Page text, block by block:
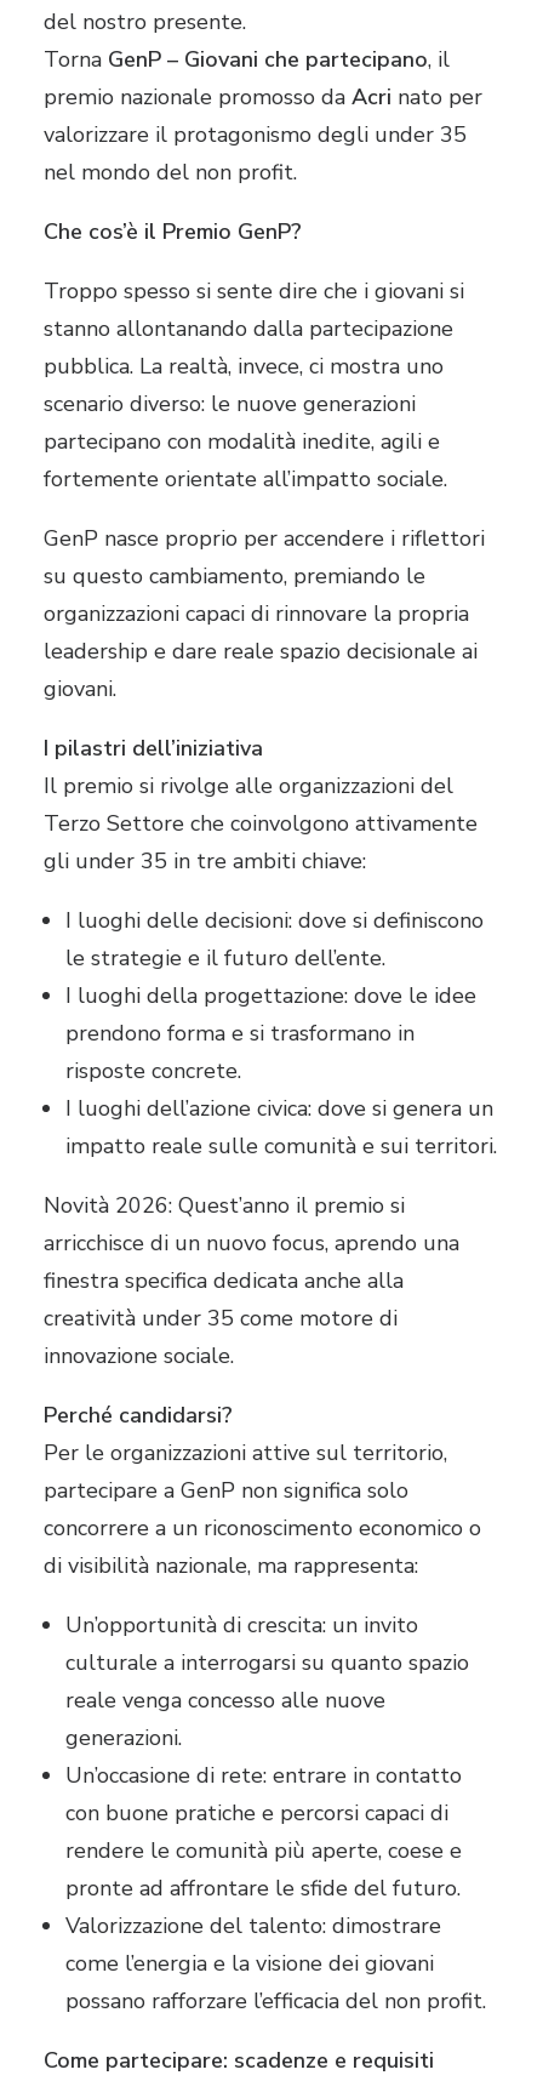
del nostro presente.
Torna GenP – Giovani che partecipano, il
premio nazionale promosso da Acri nato per
valorizzare il protagonismo degli under 35
nel mondo del non profit.
Che cos’è il Premio GenP?
Troppo spesso si sente dire che i giovani si
stanno allontanando dalla partecipazione
pubblica. La realtà, invece, ci mostra uno
scenario diverso: le nuove generazioni
partecipano con modalità inedite, agili e
fortemente orientate all’impatto sociale.
GenP nasce proprio per accendere i riflettori
su questo cambiamento, premiando le
organizzazioni capaci di rinnovare la propria
leadership e dare reale spazio decisionale ai
giovani.
I pilastri dell’iniziativa
Il premio si rivolge alle organizzazioni del
Terzo Settore che coinvolgono attivamente
gli under 35 in tre ambiti chiave:
I luoghi delle decisioni: dove si definiscono
le strategie e il futuro dell’ente.
I luoghi della progettazione: dove le idee
prendono forma e si trasformano in
risposte concrete.
I luoghi dell’azione civica: dove si genera un
impatto reale sulle comunità e sui territori.
Novità 2026: Quest’anno il premio si
arricchisce di un nuovo focus, aprendo una
finestra specifica dedicata anche alla
creatività under 35 come motore di
innovazione sociale.
Perché candidarsi?
Per le organizzazioni attive sul territorio,
partecipare a GenP non significa solo
concorrere a un riconoscimento economico o
di visibilità nazionale, ma rappresenta:
Un’opportunità di crescita: un invito
culturale a interrogarsi su quanto spazio
reale venga concesso alle nuove
generazioni.
Un’occasione di rete: entrare in contatto
con buone pratiche e percorsi capaci di
rendere le comunità più aperte, coese e
pronte ad affrontare le sfide del futuro.
Valorizzazione del talento: dimostrare
come l’energia e la visione dei giovani
possano rafforzare l’efficacia del non profit.
Come partecipare: scadenze e requisiti